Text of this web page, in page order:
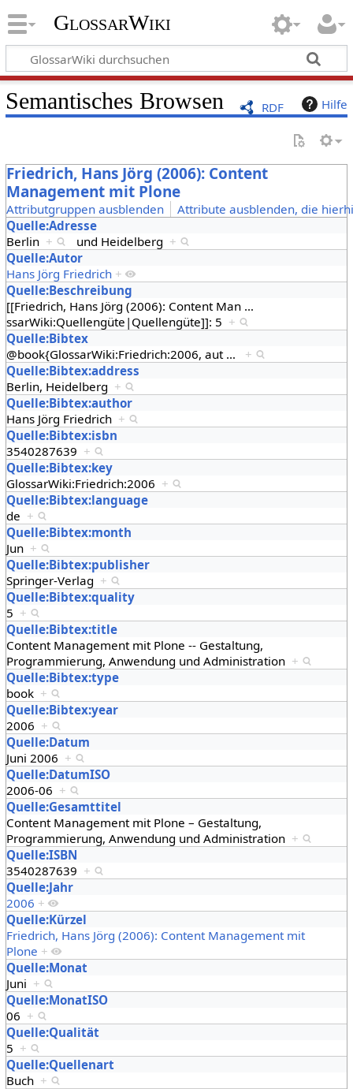
GlossarWiki
RDF Hilfe
Semantisches Browsen
Friedrich, Hans Jörg (2006): Content
Management mit Plone
Attributgruppen ausblenden
Attribute ausblenden, die
Quelle:Adresse
Berlin + und Heidelberg +
Quelle:Autor
Hans Jörg Friedrich +
Quelle:Beschreibung
[[Friedrich, Hans Jörg (2006): Content Man…
ssarWiki:Quellengüte|Quellengüte]]: 5 +
Quelle:Bibtex
@book{GlossarWiki:Friedrich:2006, aut…
+
Quelle:Bibtex:address
Berlin, Heidelberg +
Quelle:Bibtex:author
Hans Jörg Friedrich +
Quelle:Bibtex:isbn
3540287639 +
Quelle:Bibtex:key
GlossarWiki:Friedrich:2006 +
Quelle:Bibtex:language
de +
Quelle:Bibtex:month
Jun +
Quelle:Bibtex:publisher
Springer-Verlag +
Quelle:Bibtex:quality
5 +
Quelle:Bibtex:title
Content Management mit Plone -- Gestaltung,
Programmierung, Anwendung und Administration +
Quelle:Bibtex:type
book +
Quelle:Bibtex:year
2006 +
Quelle:Datum
Juni 2006 +
Quelle:DatumISO
2006-06 +
Quelle:Gesamttitel
Content Management mit Plone – Gestaltung,
Programmierung, Anwendung und Administration +
Quelle:ISBN
3540287639 +
Quelle:Jahr
2006 +
Quelle:Kürzel
Friedrich, Hans Jörg (2006): Content Management mit
Plone +
Quelle:Monat
Juni +
Quelle:MonatISO
06 +
Quelle:Qualität
5 +
Quelle:Quellenart
Buch +